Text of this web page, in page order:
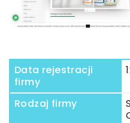
Data rejestracji
firmy
Rodzaj firmy